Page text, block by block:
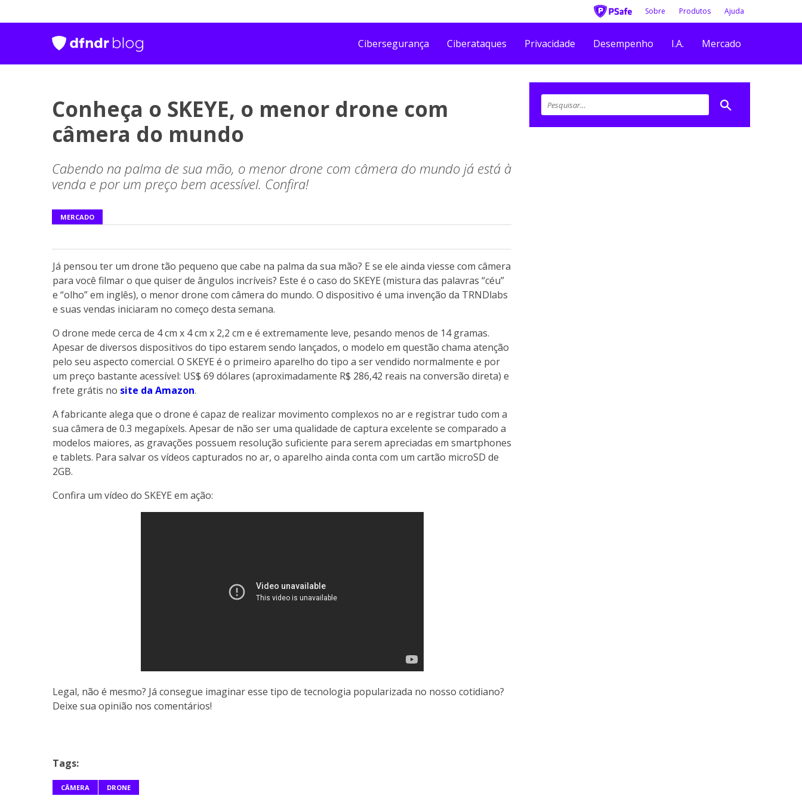
Sobre Produtos Ajuda
Cibersegurança Ciberataques Privacidade Desempenho I.A. Mercado
Conheça o SKEYE, o menor drone com
câmera do mundo
Cabendo na palma de sua mão, o menor drone com câmera do mundo já está à
venda e por um preço bem acessível. Confira!
MERCADO
Já pensou ter um drone tão pequeno que cabe na palma da sua mão? E se ele ainda viesse com câmera
para você filmar o que quiser de ângulos incríveis? Este é o caso do SKEYE (mistura das palavras “céu”
e “olho” em inglês), o menor drone com câmera do mundo. O dispositivo é uma invenção da TRNDlabs
e suas vendas iniciaram no começo desta semana.
O drone mede cerca de 4 cm x 4 cm x 2,2 cm e é extremamente leve, pesando menos de 14 gramas.
Apesar de diversos dispositivos do tipo estarem sendo lançados, o modelo em questão chama atenção
pelo seu aspecto comercial. O SKEYE é o primeiro aparelho do tipo a ser vendido normalmente e por
um preço bastante acessível: US$ 69 dólares (aproximadamente R$ 286,42 reais na conversão direta) e
frete grátis no site da Amazon.
A fabricante alega que o drone é capaz de realizar movimento complexos no ar e registrar tudo com a
sua câmera de 0.3 megapíxels. Apesar de não ser uma qualidade de captura excelente se comparado a
modelos maiores, as gravações possuem resolução suficiente para serem apreciadas em smartphones
e tablets. Para salvar os vídeos capturados no ar, o aparelho ainda conta com um cartão microSD de
2GB.
Confira um vídeo do SKEYE em ação:
Legal, não é mesmo? Já consegue imaginar esse tipo de tecnologia popularizada no nosso cotidiano?
Deixe sua opinião nos comentários!
Tags:
CÂMERA DRONE